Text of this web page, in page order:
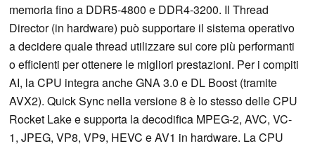
memoria fino a DDR5-4800 e DDR4-3200. Il Thread
Director (in hardware) può supportare il sistema operativo
a decidere quale thread utilizzare sui core più performanti
o efficienti per ottenere le migliori prestazioni. Per i compiti
AI, la CPU integra anche GNA 3.0 e DL Boost (tramite
AVX2). Quick Sync nella versione 8 è lo stesso delle CPU
Rocket Lake e supporta la decodifica MPEG-2, AVC, VC-
1, JPEG, VP8, VP9, HEVC e AV1 in hardware. La CPU